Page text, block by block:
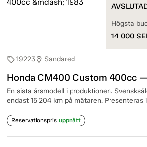
sell19223location_on Sandared
Honda CM400 Custom 400cc
En sista årsmodell i produktionen.
endast 15 204 km på mätaren. Presenteras
Reservationspris uppnått
Högsta
14 000